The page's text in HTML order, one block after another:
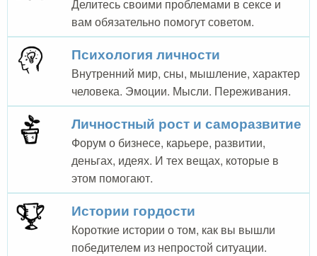
Делитесь своими проблемами в сексе и
вам обязательно помогут советом.
Психология личности
Внутренний мир, сны, мышление, характер
человека. Эмоции. Мысли. Переживания.
Личностный рост и саморазвитие
Форум о бизнесе, карьере, развитии,
деньгах, идеях. И тех вещах, которые в
этом помогают.
Истории гордости
Короткие истории о том, как вы вышли
победителем из непростой ситуации.